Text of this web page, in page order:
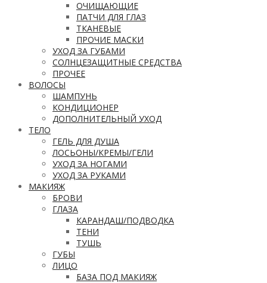
ОЧИЩАЮЩИЕ
ПАТЧИ ДЛЯ ГЛАЗ
ТКАНЕВЫЕ
ПРОЧИЕ МАСКИ
УХОД ЗА ГУБАМИ
СОЛНЦЕЗАЩИТНЫЕ СРЕДСТВА
ПРОЧЕЕ
ВОЛОСЫ
ШАМПУНЬ
КОНДИЦИОНЕР
ДОПОЛНИТЕЛЬНЫЙ УХОД
ТЕЛО
ГЕЛЬ ДЛЯ ДУША
ЛОСЬОНЫ/КРЕМЫ/ГЕЛИ
УХОД ЗА НОГАМИ
УХОД ЗА РУКАМИ
МАКИЯЖ
БРОВИ
ГЛАЗА
КАРАНДАШ/ПОДВОДКА
ТЕНИ
ТУШЬ
ГУБЫ
ЛИЦО
БАЗА ПОД МАКИЯЖ